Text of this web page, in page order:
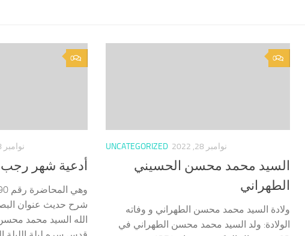
0
نوامبر 28, 2022
أدعية شهر رجب
شرح حديث عنوان
الله السيد محمد
0
UNCATEGORIZED نوامبر 28, 2022
السيد محمد محسن الحسيني
الطهراني
ولادة السيد محمد محسن الطهراني و وفاته
الولادة: ولد السيد محمد محسن الطهراني في